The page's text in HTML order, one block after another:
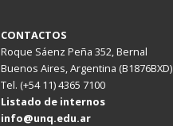
CONTACTOS
Roque Sáenz Peña 352, Bernal
Buenos Aires, Argentina (B1876BXD)
Tel. (+54 11) 4365 7100
Listado de internos
info@unq.edu.ar